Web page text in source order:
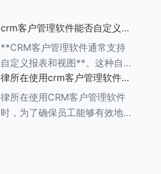
实施前后企业多个方面的比较和
分析。以下是一个详细的评估步
骤： ###
crm客户管理软件能否自定义报
表和视图
**CRM客户管理软件通常支持
自定义报表和视图**。这种自定
义功能使得企业能够根据自身的
业务需求，灵活调整和优化
CRM系统的数据展示方式，从
律所在使用crm客户管理软件
时，员工需要接受哪些培训
律所在使用CRM客户管理软件
时，为了确保员工能够有效地利